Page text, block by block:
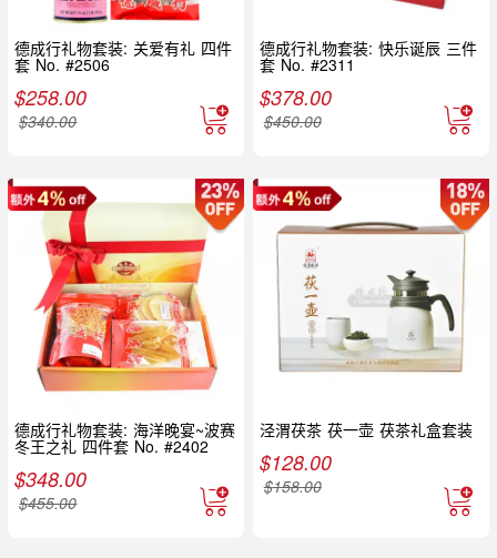
德成行礼物套装: 关爱有礼 四件
套 No. #2506
$258.00
$340.00
德成行礼物套装: 快乐诞辰 三件
套 No. #2311
$378.00
$450.00
德成行礼物套装: 海洋晚宴~波赛
冬王之礼 四件套 No. #2402
$348.00
$455.00
泾渭茯茶 茯一壶 茯茶礼盒套装
$128.00
$158.00